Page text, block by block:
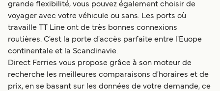
grande flexibilité, vous pouvez également choisir de
voyager avec votre véhicule ou sans. Les ports où
travaille TT Line ont de très bonnes connexions
routières. C'est la porte d'accès parfaite entre l'Euope
continentale et la Scandinavie.
Direct Ferries vous propose grâce à son moteur de
recherche les meilleures comparaisons d'horaires et de
prix, en se basant sur les données de votre demande, ce